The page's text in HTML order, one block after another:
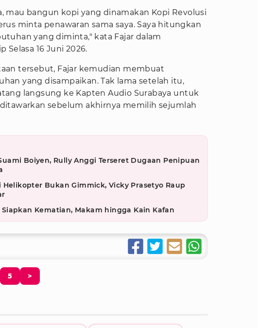
mau bangun kopi yang dinamakan Kopi Revolusi
minta penawaran sama saya. Saya hitungkan
yang diminta," kata Fajar dalam
Selasa 16 Juni 2026.
tersebut, Fajar kemudian membuat
yang disampaikan. Tak lama setelah itu,
langsung ke Kapten Audio Surabaya untuk
sebelum akhirnya memilih sejumlah
Boiyen, Rully Anggi Terseret Dugaan Penipuan
Helikopter Bukan Gimmick, Vicky Prasetyo Raup
Kematian, Makam hingga Kain Kafan
5 >